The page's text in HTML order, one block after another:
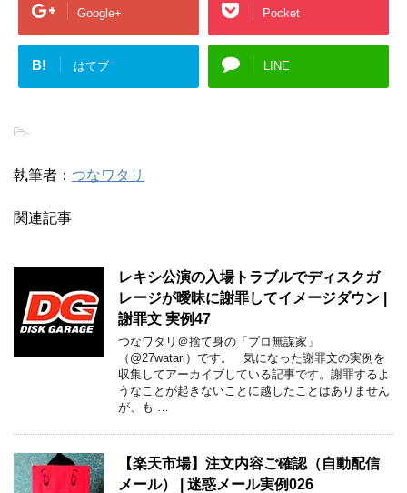
Google+ Pocket
B! はてブ LINE
-
執筆者： つなワタリ
関連記事
レキシ公演の入場トラブルでディスクガ
レージが曖昧に謝罪してイメージダウン |
謝罪文 実例47
つなワタリ＠捨て身の「プロ無謀家」
（@27watari）です。 気になった謝罪文の実例を
収集してアーカイブしている記事です。謝罪するよ
うなことが起きないことに越したことはありません
が、も …
【楽天市場】注文内容ご確認（自動配信
メール） | 迷惑メール実例026